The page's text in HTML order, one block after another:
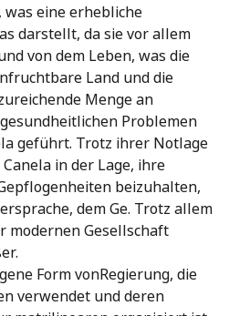
eine erhebliche
darstellt, da sie vor allem
von dem Leben, was die
Land und die
Menge an
Problemen
geführt. Trotz ihrer Notlage
in der Lage, ihre
beizuhalten,
dem Ge. Trotz allem
modernen Gesellschaft
Form vonRegierung, die
verwendet und deren